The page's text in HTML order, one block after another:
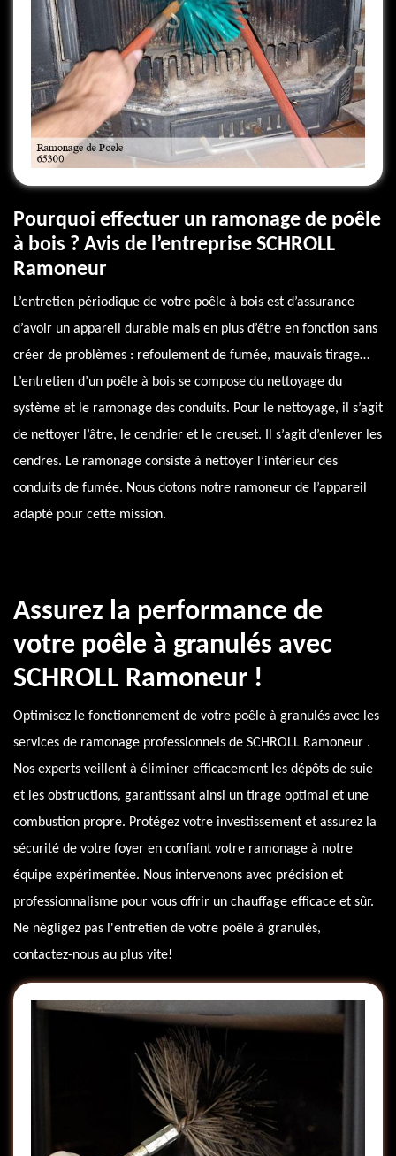
Pourquoi effectuer un ramonage de poêle
à bois ? Avis de l’entreprise SCHROLL
Ramoneur
L’entretien périodique de votre poêle à bois est d’assurance
d’avoir un appareil durable mais en plus d’être en fonction sans
créer de problèmes : refoulement de fumée, mauvais tirage…
L’entretien d’un poêle à bois se compose du nettoyage du
système et le ramonage des conduits. Pour le nettoyage, il s’agit
de nettoyer l’âtre, le cendrier et le creuset. Il s’agit d’enlever les
cendres. Le ramonage consiste à nettoyer l’intérieur des
conduits de fumée. Nous dotons notre ramoneur de l’appareil
adapté pour cette mission.
Assurez la performance de
votre poêle à granulés avec
SCHROLL Ramoneur !
Optimisez le fonctionnement de votre poêle à granulés avec les
services de ramonage professionnels de SCHROLL Ramoneur .
Nos experts veillent à éliminer efficacement les dépôts de suie
et les obstructions, garantissant ainsi un tirage optimal et une
combustion propre. Protégez votre investissement et assurez la
sécurité de votre foyer en confiant votre ramonage à notre
équipe expérimentée. Nous intervenons avec précision et
professionnalisme pour vous offrir un chauffage efficace et sûr.
Ne négligez pas l'entretien de votre poêle à granulés,
contactez-nous au plus vite!